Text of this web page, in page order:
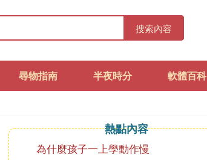
搜索內容
尋物指南 半夜時分 軟體百科
熱點內容
為什麼孩子一上學動作慢